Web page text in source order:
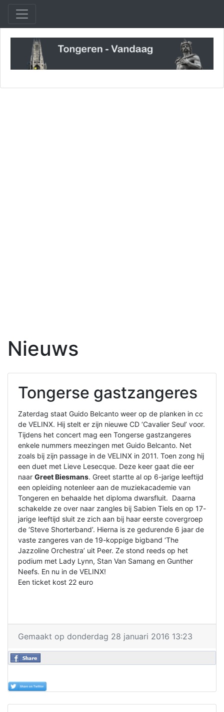
Nieuws
Tongerse gastzangeres
Zaterdag staat Guido Belcanto weer op de planken in cc
de VELINX. Hij stelt er zijn nieuwe CD ‘Cavalier Seul’ voor.
Tijdens het concert mag een Tongerse gastzangeres
enkele nummers meezingen met Guido Belcanto. Net
zoals bij zijn passage in de VELINX in 2011. Toen zong hij
een duet met Lieve Lesecque. Deze keer gaat die eer
naar Greet Biesmans. Greet startte al op 6-jarige leeftijd
een opleiding notenleer aan de muziekacademie van
Tongeren en behaalde het diploma dwarsfluit. Daarna
schakelde ze over naar zangles bij Sabien Tiels en op 17-
jarige leeftijd sluit ze zich aan bij haar eerste covergroep
de ‘Steve Shorterband’. Hierna is ze gedurende 6 jaar de
vaste zangeres van de 19-koppige bigband ‘The
Jazzoline Orchestra’ uit Peer. Ze stond reeds op het
podium met Lady Lynn, Stan Van Samang en Gunther
Neefs. En nu in de VELINX!
Een ticket kost 22 euro
Gemaakt op donderdag 28 januari 2016 13:23